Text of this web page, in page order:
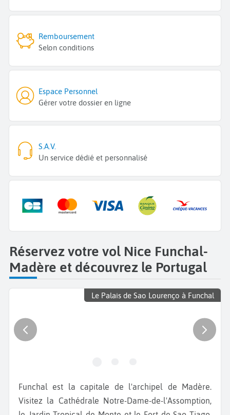
Remboursement
Selon conditions
Espace Personnel
Gérer votre dossier en ligne
S.A.V.
Un service dédié et personnalisé
Réservez votre vol Nice Funchal-
Madère et découvrez le Portugal
Le Palais de Sao Lourenço à Funchal
Funchal est la capitale de l'archipel de Madère.
Visitez la Cathédrale Notre-Dame-de-l'Assomption,